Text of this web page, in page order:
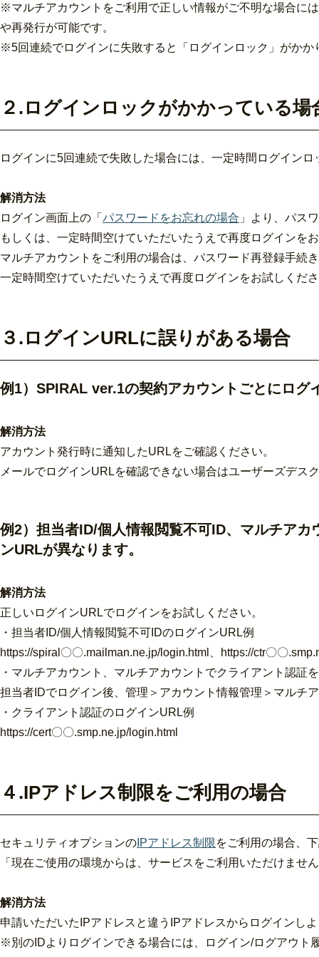
※マルチアカウントをご利用で正しい情報がご不明な場合に
や再発行が可能です。
※5回連続でログインに失敗すると「ログインロック」がか
２.ログインロックがかかっている場
ログインに5回連続で失敗した場合には、 一定時間 ログインロ
解消方法
ログイン画面上の「 パスワードをお忘れの場合 」より、パス
もしくは、 一定時間空けていただいたうえで再度ログインを
マルチアカウントをご利用の場合は、パスワード再登録手続
一定時間空けていただいたうえで再度ログインをお試しくだ
３.ログインURLに誤りがある場合
例1）SPIRAL ver.1の契約アカウントごとにログ
解消方法
アカウント発行時に通知したURLをご確認ください。
メールでログインURLを確認できない場合はユーザーズデス
例2）担当者ID/個人情報閲覧不可ID、マルチア
ンURLが異なります。
解消方法
正しいログインURLでログインをお試しください。
・担当者ID/個人情報閲覧不可IDのログインURL例
https://spiral〇〇.mailman.ne.jp/login.html、https://ctr〇〇
・マルチアカウント、マルチアカウントでクライアント認証
担当者IDでログイン後、管理＞アカウント情報管理＞マルチ
・クライアント認証のログインURL例
https://cert〇〇.smp.ne.jp/login.html
４.IPアドレス制限をご利用の場合
セキュリティオプションの IPアドレス制限をご利用の場合、
「現在ご使⽤の環境からは、サービスをご利⽤いただけませ
解消方法
申請いただいたIPアドレスと違うIPアドレスからログインし
※別のIDよりログインできる場合には、ログイン/ログアウト